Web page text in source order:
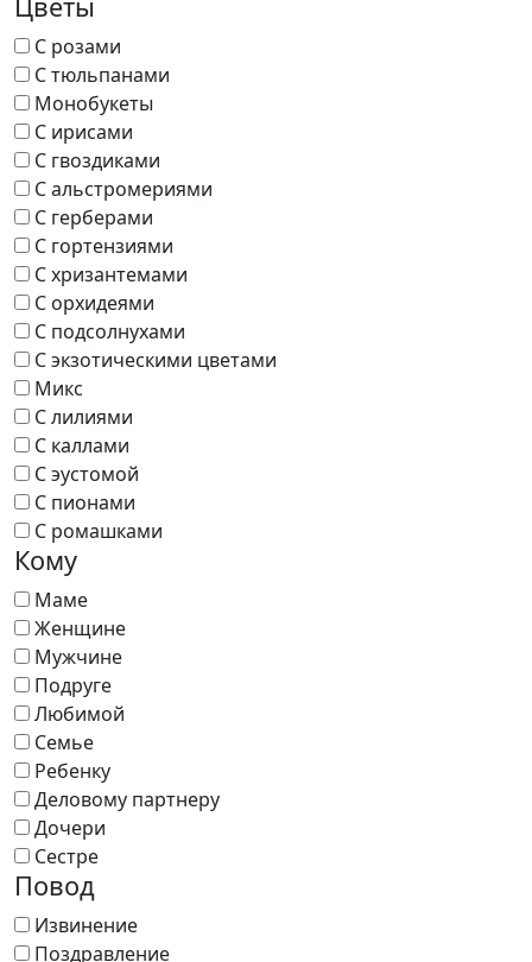
С розами
С тюльпанами
Монобукеты
С ирисами
С гвоздиками
С альстромериями
С герберами
С гортензиями
С хризантемами
С орхидеями
С подсолнухами
С экзотическими цветами
Микс
С лилиями
С каллами
С эустомой
С пионами
С ромашками
Кому
Маме
Женщине
Мужчине
Подруге
Любимой
Семье
Ребенку
Деловому партнеру
Дочери
Сестре
Повод
Извинение
Поздравление